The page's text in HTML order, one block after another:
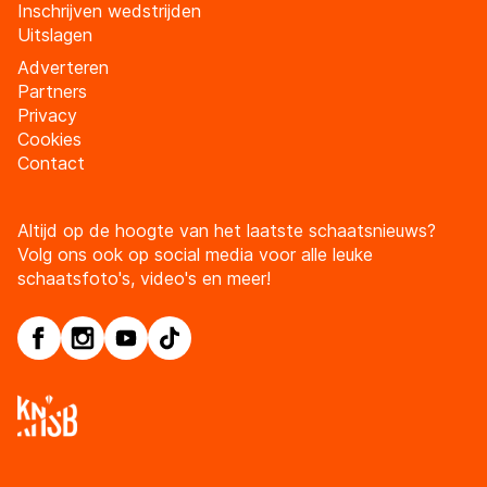
Inschrijven wedstrijden
Uitslagen
Adverteren
Partners
Privacy
Cookies
Contact
Altijd op de hoogte van het laatste schaatsnieuws?
Volg ons ook op social media voor alle leuke
schaatsfoto's, video's en meer!